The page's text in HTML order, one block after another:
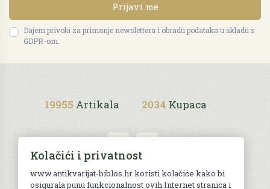
Prijavi me
Dajem privolu za primanje newslettera i obradu podataka u skladu s
GDPR-om.
19955 Artikala 2034 Kupaca
Kolačići i privatnost
www.antikvarijat-biblos.hr koristi kolačiće kako bi
osigurala punu funkcionalnost ovih Internet stranica i